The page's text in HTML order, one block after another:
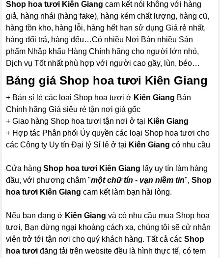
Shop hoa tươi Kiên Giang cam kết nói không với hàng
giả, hàng nhái (hàng fake), hàng kém chất lượng, hàng cũ,
hàng tồn kho, hàng lỗi, hàng hết hạn sử dụng Giá rẻ nhất,
hàng đổi trả, hàng đểu…Có nhiều Nơi Bán nhiều Sản
phẩm Nhập khẩu Hàng Chính hãng cho người lớn nhỏ,
Dịch vụ Tốt nhất phù hợp với người cao gầy, lùn, béo…
Bảng giá Shop hoa tươi Kiên Giang
+ Bán sỉ lẻ các loại Shop hoa tươi ở Kiên Giang Bán
Chính hãng Giá siêu rẻ tận nơi giá gốc
+ Giao hàng Shop hoa tươi tận nơi ở tại Kiên Giang
+ Hợp tác Phân phối Ủy quyền các loại Shop hoa tươi cho
các Công ty Uy tín Đại lý Sỉ lẻ ở tại Kiên Giang có nhu cầu
Cửa hàngShop hoa tươi Kiên Giang lấy uy tín làm hàng
đầu, với phương châm "một chữ tín - vạn niềm tin",Shop
hoa tươi Kiên Giang cam kết làm bạn hài lòng.
Nếu bạn đang ở Kiên Giang và có nhu cầu mua Shop hoa
tươi, Bạn đừng ngại khoảng cách xa, chúng tôi sẽ cử nhân
viên trở tới tận nơi cho quý khách hàng. Tất cả cácShop
hoa tươi đăng tải trên website đều là hình thực tế, có tem